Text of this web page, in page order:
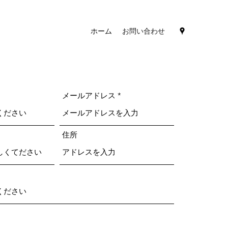
ホーム お問い合わせ
メールアドレス
住所